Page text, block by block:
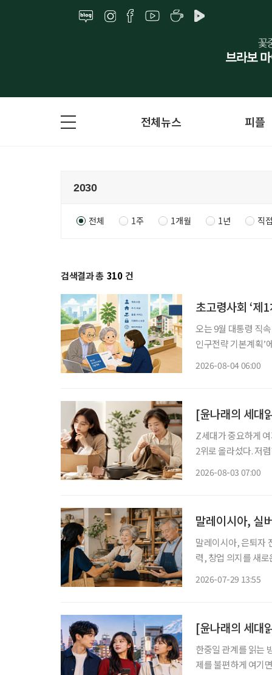
전체뉴스 피플
전체 1주 1개월 1년 직
검색결과 총 310 건
초고령사회 ‘제
오는 9월 대통령 직
인구전략 기본계획’에 관심이 모이고 있다.
2026-08-04 06:00
[윤나래의 세대
Z세대가 중요하게
2위로 올라섰다. 저
2026-08-03 07:00
말레이시아, 실
말레이시아, 은퇴자 전용
력, 창업 의지를 새
2026-07-29 13:55
[윤나래의 세대
한중일 관계를 읽는
제를 불편하게 여기